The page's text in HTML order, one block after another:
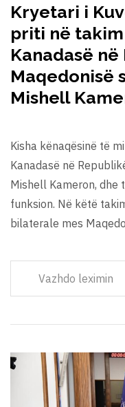
Kryetari i
priti në
Kanadasë
Maqedonisë
Mishell
Kisha kënaqësinë të
Kanadasë në
Mishell Kameron, dhe
funksion. Në këtë
bilaterale mes
Vazhdo leximin